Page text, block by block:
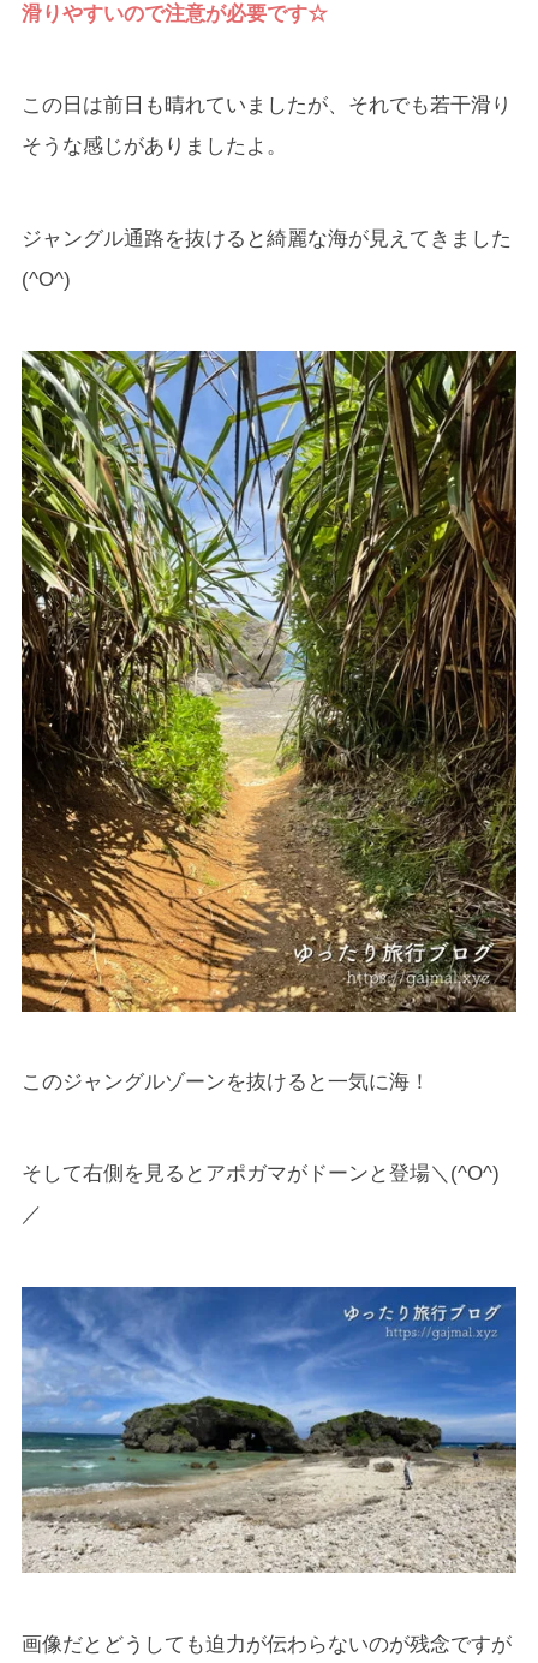
滑りやすいので注意が必要です☆
この日は前日も晴れていましたが、それでも若干滑り
そうな感じがありましたよ。
ジャングル通路を抜けると綺麗な海が見えてきました
(^O^)
このジャングルゾーンを抜けると一気に海！
そして右側を見るとアポガマがドーンと登場＼(^O^)
／
画像だとどうしても迫力が伝わらないのが残念ですが